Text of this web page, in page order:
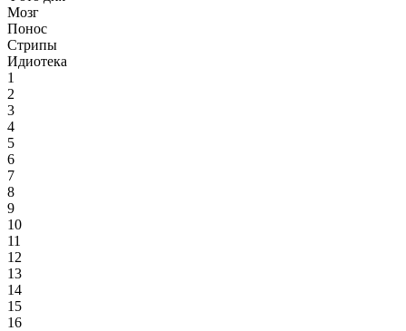
Мозг
Понос
Стрипы
Идиотека
1
2
3
4
5
6
7
8
9
10
11
12
13
14
15
16